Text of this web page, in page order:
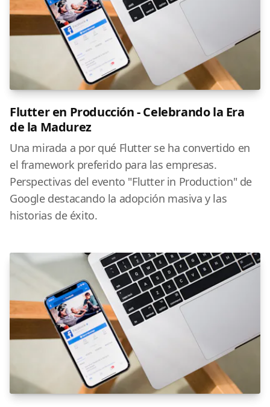
Flutter en Producción - Celebrando la Era
de la Madurez
Una mirada a por qué Flutter se ha convertido en
el framework preferido para las empresas.
Perspectivas del evento "Flutter in Production" de
Google destacando la adopción masiva y las
historias de éxito.